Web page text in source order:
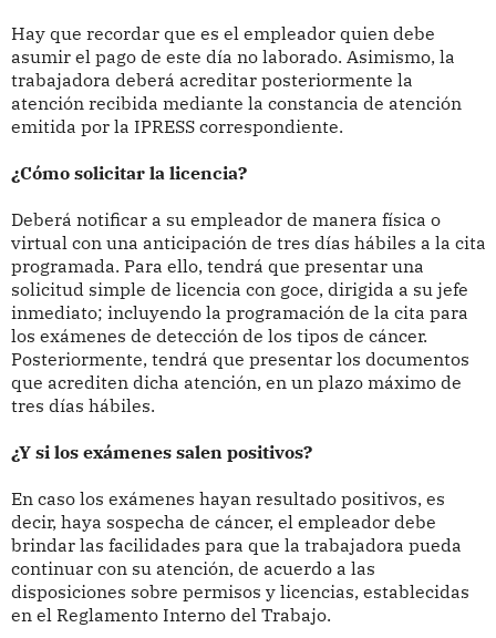
Hay que recordar que es el empleador quien debe
asumir el pago de este día no laborado. Asimismo, la
trabajadora deberá acreditar posteriormente la
atención recibida mediante la constancia de atención
emitida por la IPRESS correspondiente.
¿Cómo solicitar la licencia?
Deberá notificar a su empleador de manera física o
virtual con una anticipación de tres días hábiles a la cita
programada. Para ello, tendrá que presentar una
solicitud simple de licencia con goce, dirigida a su jefe
inmediato; incluyendo la programación de la cita para
los exámenes de detección de los tipos de cáncer.
Posteriormente, tendrá que presentar los documentos
que acrediten dicha atención, en un plazo máximo de
tres días hábiles.
¿Y si los exámenes salen positivos?
En caso los exámenes hayan resultado positivos, es
decir, haya sospecha de cáncer, el empleador debe
brindar las facilidades para que la trabajadora pueda
continuar con su atención, de acuerdo a las
disposiciones sobre permisos y licencias, establecidas
en el Reglamento Interno del Trabajo.